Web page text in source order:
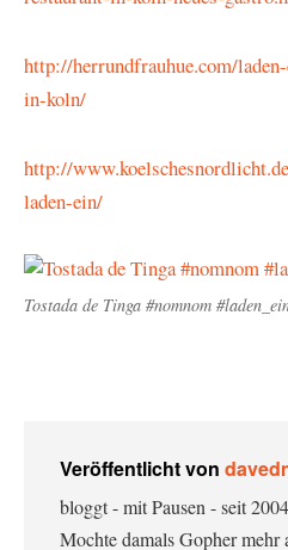
http://herrundfrauhue.com/
in-koln/
http://
laden-ein/
Tostada de Tinga #nomnom
Veröffentlicht von
bloggt - mit Pausen - seit
Mochte damals Gopher